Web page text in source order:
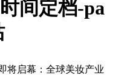
间定档-pa
将启幕：全球美妆产业